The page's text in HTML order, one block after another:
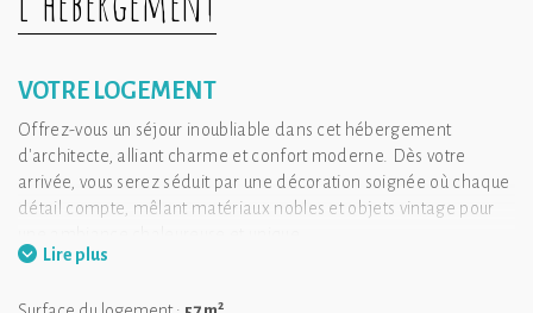
VOTRE LOGEMENT
Offrez-vous un séjour inoubliable dans cet hébergement
d'architecte, alliant charme et confort moderne. Dès votre
arrivée, vous serez séduit par une décoration soignée où chaque
détail compte, mêlant matériaux nobles et objets vintage pour
repas comme à la maison, tandis que la chambre à la literie
Lire plus
2